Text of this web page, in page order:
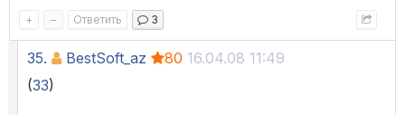
+ – Ответить 3
35. BestSoft_az 80 16.04.08 11:49
(33)